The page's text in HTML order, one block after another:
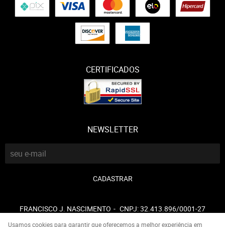
CERTIFICADOS
NEWSLETTER
CADASTRAR
FRANCISCO J. NASCIMENTO CNPJ: 32.413.896/0001-27
Usamos cookies para garantir que oferecemos a melhor experiência em